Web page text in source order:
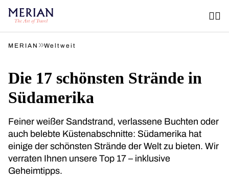
MERIAN »Weltweit
Die 17 schönsten Strände in
Südamerika
Feiner weißer Sandstrand, verlassene Buchten oder
auch belebte Küstenabschnitte: Südamerika hat
einige der schönsten Strände der Welt zu bieten. Wir
verraten Ihnen unsere Top 17 – inklusive
Geheimtipps.